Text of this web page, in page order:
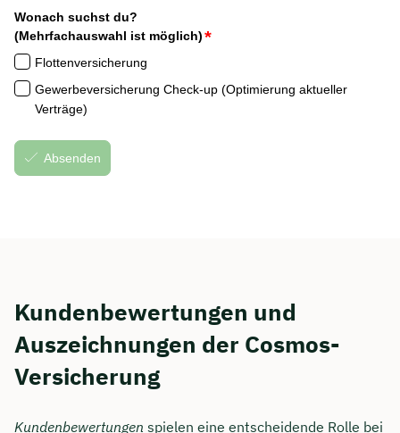
Kundenbewertungen und
Auszeichnungen der Cosmos-
Versicherung
Kundenbewertungen spielen eine entscheidende Rolle bei